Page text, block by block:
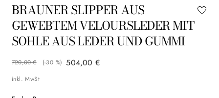
BRAUNER SLIPPER AUS
GEWEBTEM VELOURSLEDER MIT
SOHLE AUS LEDER UND GUMMI
720,00 € (-30 %) 504,00 €
inkl. MwSt